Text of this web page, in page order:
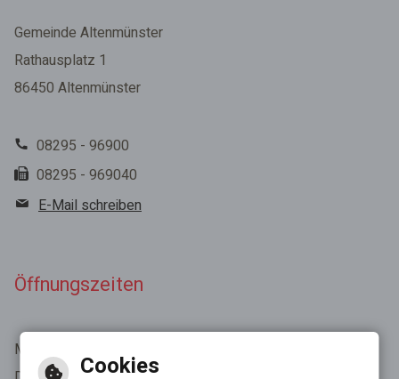
Gemeinde Altenmünster
Rathausplatz 1
86450 Altenmünster
08295 - 96900
08295 - 969040
E-Mail schreiben
Öffnungszeiten
Montag - Freitag 8:00 - 12:00 Uhr
Cookies